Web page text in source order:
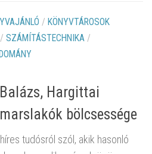
/ KÖNYVTÁROSOK
/ SZÁMÍTÁSTECHNIKA /
Hargittai
bölcsessége
tudósról szól, akik hasonló